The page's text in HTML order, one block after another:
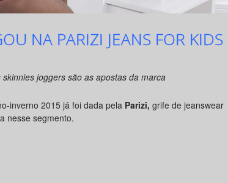
NA PARIZI JEANS FOR KIDS
joggers são as apostas da marca
inverno 2015 já foi dada pela Parizi, grife de jeanswear
nesse segmento.